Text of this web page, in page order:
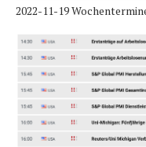
2022-11-19